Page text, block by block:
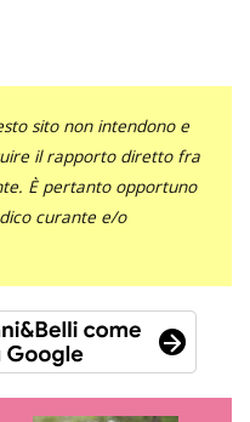
sito non intendono e
il rapporto diretto fra
È pertanto opportuno
curante e/o